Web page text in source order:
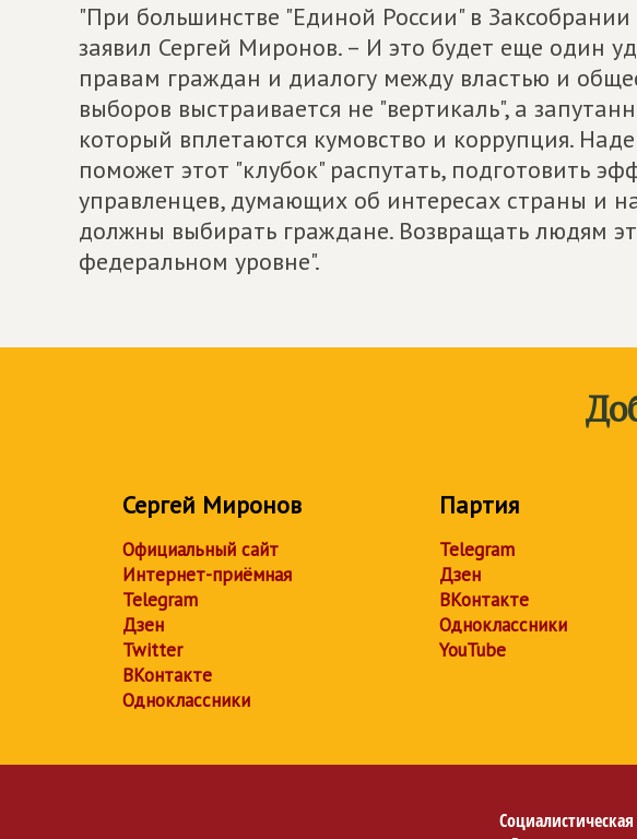
"При большинстве "Единой России" в
заявил Сергей Миронов. – И это будет еще один
правам граждан и диалогу между властью и
выборов выстраивается не "вертикаль", а
который вплетаются кумовство и коррупция.
поможет этот "клубок" распутать, подготовить
управленцев, думающих об интересах страны и
должны выбирать граждане. Возвращать людям
федеральном уровне".
Сергей Миронов
Официальный сайт
Интернет-приёмная
Telegram
Дзен
Twitter
ВКонтакте
Одноклассники
Партия
Telegram
Дзен
ВКонтакте
Одноклассники
YouTube